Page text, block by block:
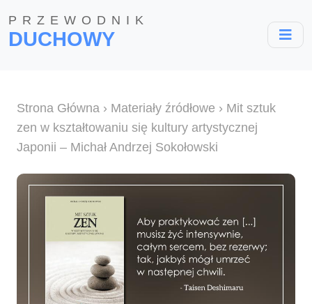
PRZEWODNIK
DUCHOWY
Strona Główna › Materiały źródłowe › Mit sztuk
zen w kształtowaniu się kultury artystycznej
Japonii – Michał Andrzej Sokołowski